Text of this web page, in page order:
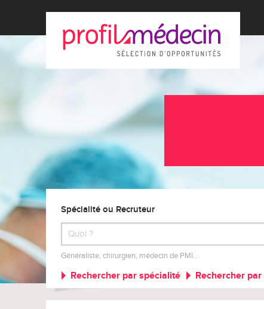
Spécialité ou Recruteur
Généraliste, chirurgien, médecin de PMI…
Rechercher par spécialité Rechercher